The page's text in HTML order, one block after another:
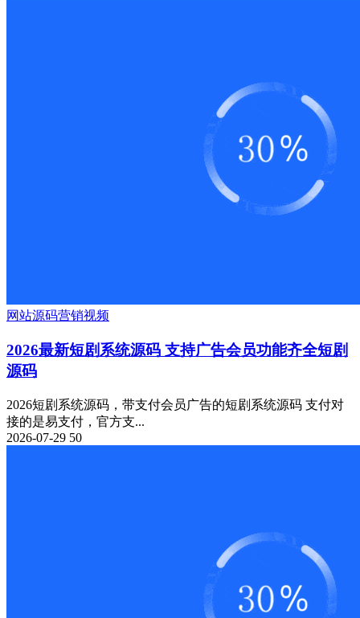
网站源码营销视频
2026最新短剧系统源码 支持广告会员功能齐全短剧
源码
2026短剧系统源码，带支付会员广告的短剧系统源码 支付对
接的是易支付，官方支...
2026-07-29 50